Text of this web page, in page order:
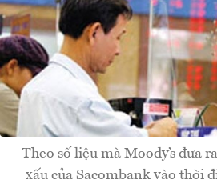
Theo số liệu mà Moody’s đưa
xấu của Sacombank vào thời